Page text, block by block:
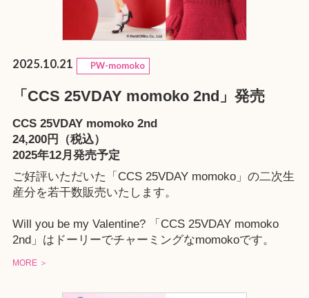
2025.10.21 PW-momoko
「CCS 25VDAY momoko 2nd」発売
CCS 25VDAY momoko 2nd
24,200円（税込）
2025年12月発売予定
ご好評いただいた「CCS 25VDAY momoko」の二次生
産分を若干数販売いたします。
Will you be my Valentine? 「CCS 25VDAY momoko
2nd」はドーリーでチャーミングなmomokoです。
MORE ＞